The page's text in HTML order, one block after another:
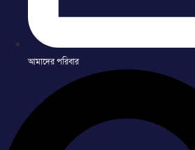
আমাদের পরিবার